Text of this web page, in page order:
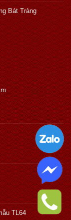
Bát Tràng
TL64